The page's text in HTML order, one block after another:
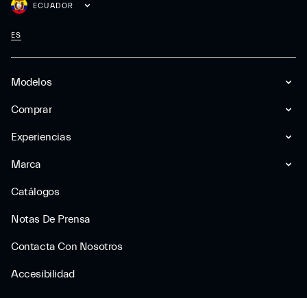
Modelos
Comprar
Experiencias
Marca
Catálogos
Notas De Prensa
Contacta Con Nosotros
Accesibilidad
ECUADOR
ES